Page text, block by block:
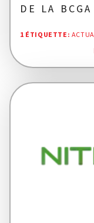
DE LA BCGA
1 ÉTIQUETTE: